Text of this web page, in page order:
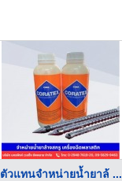
ตัวแทนจำหน่ายน้ำยาล้ ...